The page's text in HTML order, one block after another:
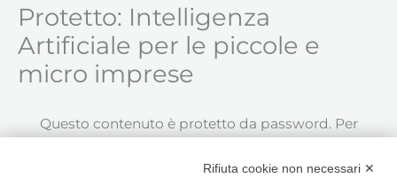
Protetto: Intelligenza
Artificiale per le piccole e
micro imprese
Questo contenuto è protetto da password. Per
Rifiuta cookie non necessari ✕